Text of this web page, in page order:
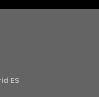
ES